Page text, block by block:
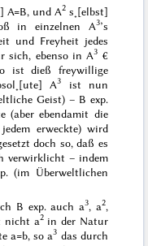
A=B, und A2s˖[elbst]
in einzelnen A3’s
und Freyheit jedes
sich, ebenso in A3 €
ist dieß freywillige
A3
ist nun
Geist) – B exp.
(aber ebendamit die
erweckte) wird
doch so, daß es
verwirklicht – indem
(im Überweltlichen
B exp. auch a3, a2,
nicht a2in der Natur
a=b, so a3 das durch